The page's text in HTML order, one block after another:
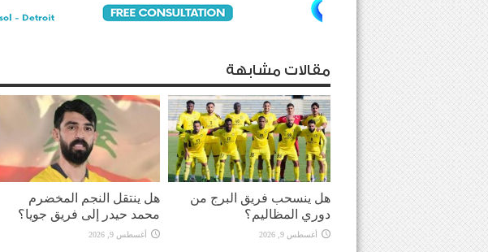
مقالات مشابهة
هل ينسحب فريق البرج من
دوري المظاليم؟
أغسطس 9, 2026
هل ينتقل النجم المخضرم
محمد حيدر إلى فريق جويا؟
أغسطس 9, 2026